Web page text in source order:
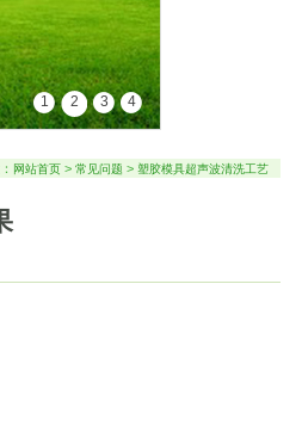
1 2 3 4
网站首页 > 常见问题 > 塑胶模具超声波清洗工艺